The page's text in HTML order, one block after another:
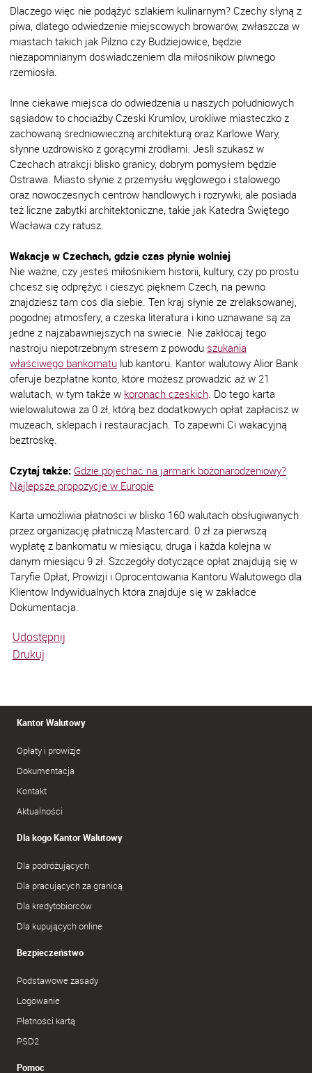
Dlaczego więc nie podążyć szlakiem kulinarnym? Czechy słyną z
piwa, dlatego odwiedzenie miejscowych browarów, zwłaszcza w
miastach takich jak Pilzno czy Budziejowice, będzie
niezapomnianym doświadczeniem dla miłośników piwnego
rzemiosła.
Inne ciekawe miejsca do odwiedzenia u naszych południowych
sąsiadów to chociażby Czeski Krumlov, urokliwe miasteczko z
zachowaną średniowieczną architekturą oraz Karlowe Wary,
słynne uzdrowisko z gorącymi źródłami. Jeśli szukasz w
Czechach atrakcji blisko granicy, dobrym pomysłem będzie
Ostrawa. Miasto słynie z przemysłu węglowego i stalowego
oraz nowoczesnych centrów handlowych i rozrywki, ale posiada
też liczne zabytki architektoniczne, takie jak Katedra Świętego
Wacława czy ratusz.
Wakacje w Czechach, gdzie czas płynie wolniej
Nie ważne, czy jesteś miłośnikiem historii, kultury, czy po prostu
chcesz się odprężyć i cieszyć pięknem Czech, na pewno
znajdziesz tam coś dla siebie. Ten kraj słynie ze zrelaksowanej,
pogodnej atmosfery, a czeska literatura i kino uznawane są za
jedne z najzabawniejszych na świecie. Nie zakłócaj tego
nastroju niepotrzebnym stresem z powodu szukania
właściwego bankomatu lub kantoru. Kantor walutowy Alior Bank
oferuje bezpłatne konto, które możesz prowadzić aż w 21
walutach, w tym także w koronach czeskich. Do tego karta
wielowalutowa za 0 zł, którą bez dodatkowych opłat zapłacisz w
muzeach, sklepach i restauracjach. To zapewni Ci wakacyjną
beztroskę.
Czytaj także: Gdzie pojechać na jarmark bożonarodzeniowy?
Najlepsze propozycje w Europie
Karta umożliwia płatności w blisko 160 walutach obsługiwanych
przez organizację płatniczą Mastercard. 0 zł za pierwszą
wypłatę z bankomatu w miesiącu, druga i każda kolejna w
danym miesiącu 9 zł. Szczegóły dotyczące opłat znajdują się w
Taryfie Opłat, Prowizji i Oprocentowania Kantoru Walutowego dla
Klientów Indywidualnych która znajduje się w zakładce
Dokumentacja.
Udostępnij
Drukuj
Kantor Walutowy
Opłaty i prowizje
Dokumentacja
Kontakt
Aktualności
Dla kogo Kantor Walutowy
Dla podróżujących
Dla pracujących za granicą
Dla kredytobiorców
Dla kupujących online
Bezpieczeństwo
Podstawowe zasady
Logowanie
Płatności kartą
PSD2
Pomoc